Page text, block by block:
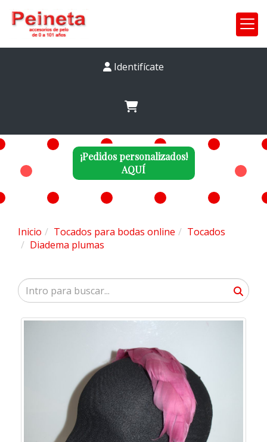
Identifícate
¡Pedidos personalizados!
AQUÍ
Inicio Tocados para bodas online
Tocados
Diadema plumas